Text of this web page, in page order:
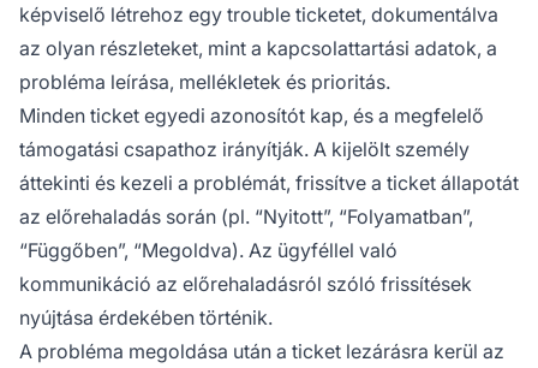
képviselő létrehoz egy trouble ticketet, dokumentálva
az olyan részleteket, mint a kapcsolattartási adatok, a
probléma leírása, mellékletek és prioritás.
Minden ticket egyedi azonosítót kap, és a megfelelő
támogatási csapathoz irányítják. A kijelölt személy
áttekinti és kezeli a problémát, frissítve a ticket állapotát
az előrehaladás során (pl. “Nyitott”, “Folyamatban”,
“Függőben”, “Megoldva). Az ügyféllel való
kommunikáció az előrehaladásról szóló frissítések
nyújtása érdekében történik.
A probléma megoldása után a ticket lezárásra kerül az